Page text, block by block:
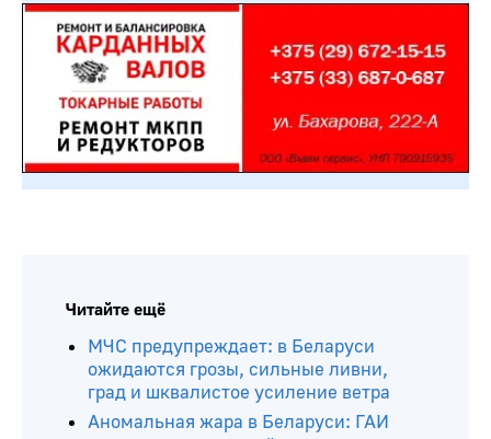
Читайте ещё
МЧС предупреждает: в Беларуси
ожидаются грозы, сильные ливни,
град и шквалистое усиление ветра
Аномальная жара в Беларуси: ГАИ